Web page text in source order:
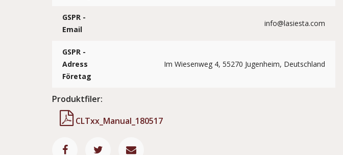
GSPR -
Email
info@lasiesta.com
GSPR -
Adress
Företag
Im Wiesenweg 4, 55270 Jugenheim, Deutschland
Produktfiler:
CLTxx_Manual_180517